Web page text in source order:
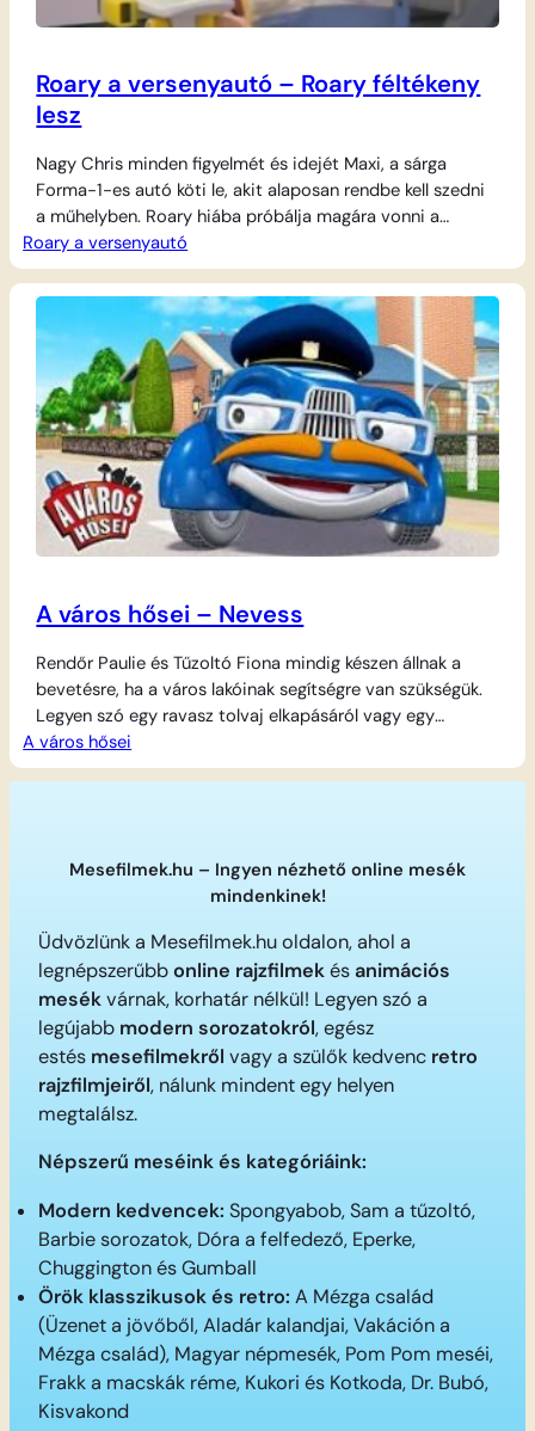
Roary a versenyautó – Roary féltékeny
lesz
Nagy Chris minden figyelmét és idejét Maxi, a sárga
Forma-1-es autó köti le, akit alaposan rendbe kell szedni
a műhelyben. Roary hiába próbálja magára vonni a
főszerelő figyelmét, Chris mindig elküldi őt, mondván,
hogy most nem ér rá. A kis piros versenyautó lassan azt
kezdi hinni, hogy Chris már nem is szereti őt, és a…
Roary a versenyautó
A város hősei – Nevess
Rendőr Paulie és Tűzoltó Fiona mindig készen állnak a
bevetésre, ha a város lakóinak segítségre van szükségük.
Legyen szó egy ravasz tolvaj elkapásáról vagy egy
hirtelen keletkezett tűz megfékezéséről, hőseink bátran
száguldanak a helyszínre. A kisváros élete azonban sosem
A város hősei
Mesefilmek.hu – Ingyen nézhető online mesék
mindenkinek!
Üdvözlünk a Mesefilmek.hu oldalon, ahol a
legnépszerűbbonline rajzfilmekésanimációs
mesékvárnak, korhatár nélkül! Legyen szó a
legújabb modern sorozatokról, egész
estés mesefilmekről vagy a szülők kedvenc retro
rajzfilmjeiről, nálunk mindent egy helyen
megtalálsz.
Népszerű meséink és kategóriáink:
Modern kedvencek: Spongyabob, Sam a tűzoltó,
Barbie sorozatok, Dóra a felfedező, Eperke,
Chuggington és Gumball
Örök klasszikusok és retro: A Mézga család
(Üzenet a jövőből, Aladár kalandjai, Vakáción a
Mézga család), Magyar népmesék, Pom Pom meséi,
Frakk a macskák réme, Kukori és Kotkoda, Dr. Bubó,
Kisvakond